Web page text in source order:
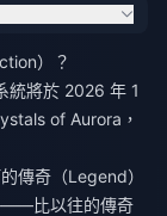
）？
統將於 2026 年 1
of Aurora，
傳奇（Legend）
——比以往的傳奇